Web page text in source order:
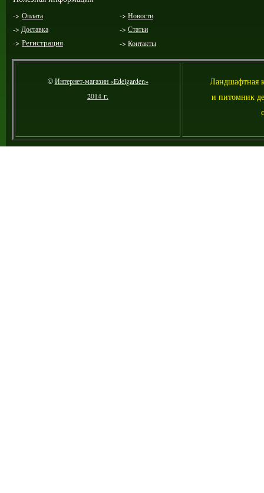
-> Оплата -> Новости
-> Доставка -> Статьи
-> Регистрация -> Контакты
© Интернет-магазин «Edelgarden»
2014 г.
Ландшафтная
и питомник